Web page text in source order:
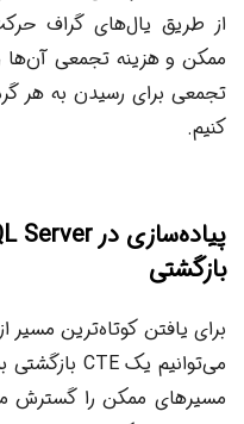
از طریق یال‌های گراف
ممکن و هزینه تجمعی آن‌ها
تجمعی برای رسیدن به هر
کنیم.
بازگشتی
برای یافتن کوتاه‌ترین مسیر
مسیرهای ممکن را گسترش